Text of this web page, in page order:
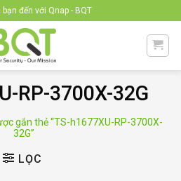
đến với Qnap - BQT
RP-3700X-32G
gắn thẻ “TS-h1677XU-RP-3700X-
32G”
LỌC